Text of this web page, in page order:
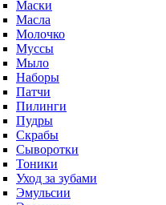
Маски
Масла
Молочко
Муссы
Мыло
Наборы
Патчи
Пилинги
Пудры
Скрабы
Сыворотки
Тоники
Уход за зубами
Эмульсии